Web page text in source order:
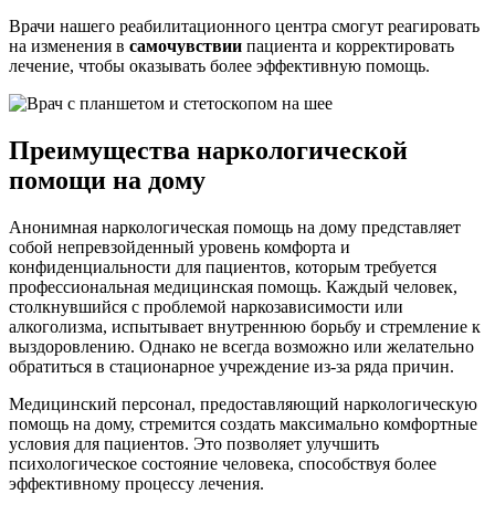
Врачи нашего реабилитационного центра смогут реагировать
на изменения в самочувствии пациента и корректировать
лечение, чтобы оказывать более эффективную помощь.
Преимущества наркологической
помощи на дому
Анонимная наркологическая помощь на дому представляет
собой непревзойденный уровень комфорта и
конфиденциальности для пациентов, которым требуется
профессиональная медицинская помощь. Каждый человек,
столкнувшийся с проблемой наркозависимости или
алкоголизма, испытывает внутреннюю борьбу и стремление к
выздоровлению. Однако не всегда возможно или желательно
обратиться в стационарное учреждение из-за ряда причин.
Медицинский персонал, предоставляющий наркологическую
помощь на дому, стремится создать максимально комфортные
условия для пациентов. Это позволяет улучшить
психологическое состояние человека, способствуя более
эффективному процессу лечения.